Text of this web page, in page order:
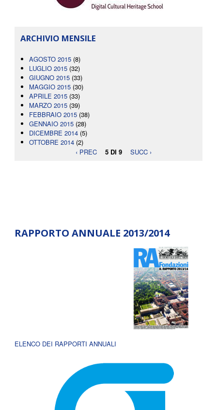
ARCHIVIO MENSILE
AGOSTO 2015 (8)
LUGLIO 2015 (32)
GIUGNO 2015 (33)
MAGGIO 2015 (30)
APRILE 2015 (33)
MARZO 2015 (39)
FEBBRAIO 2015 (38)
GENNAIO 2015 (28)
DICEMBRE 2014 (5)
OTTOBRE 2014 (2)
‹ PREC
5 DI 9 SUCC ›
RAPPORTO ANNUALE 2013/2014
ELENCO DEI RAPPORTI ANNUALI